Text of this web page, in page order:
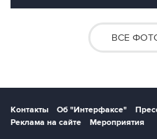
ВСЕ
Контакты Об "Интерфаксе"
Реклама на сайте
Мероприятия